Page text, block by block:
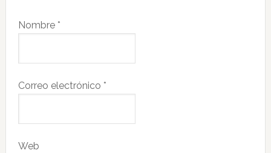
Nombre *
Correo electrónico *
Web